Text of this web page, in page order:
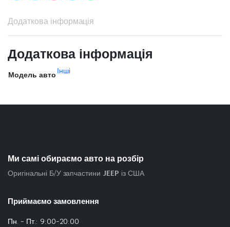
Додаткова інформація
Додаткова інформація
Модель авто Інші
Ми самі обираємо авто на розбір
Оригінальні Б/У запчастини JEEP із США
Приймаємо замовлення
Пн. - Пт.: 9:00-20:00